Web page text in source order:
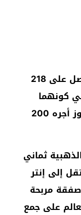
وبعيدا عن ذلك المبلغ، فإن رام حصل على 218
كونهما
الثنائي الرياضي الوحيد الذي يتجاوز أجره 200
ثماني
إلى إنتر
مربحة
على جمع